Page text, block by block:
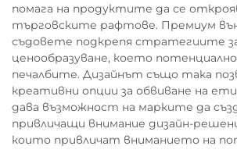
помага на продуктите да се
търговските рафтове. Премиум
съдовете подкрепя стратегиите
ценообразуване, което потенциално
печалбите. Дизайнът също така
креативни опции за обвиване на
дава възможност на марките да
привличащи внимание дизайн-
които привличат вниманието на